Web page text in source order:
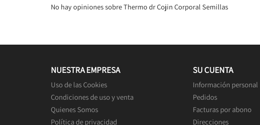
No hay opiniones sobre Thermo dr Cojin Corporal Semillas
NUESTRA EMPRESA
Uso de las Cookies
Condiciones de uso y venta
Quienes Somos
Política de privacidad
SU CUENTA
Información personal
Pedidos
Facturas por abono
Direcciones